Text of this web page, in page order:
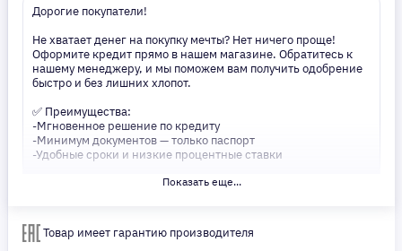
Дорогие покупатели!
Не хватает денег на покупку мечты? Нет ничего проще!
Оформите кредит прямо в нашем магазине. Обратитесь к
нашему менеджеру, и мы поможем вам получить одобрение
быстро и без лишних хлопот.
✅ Преимущества:
-Мгновенное решение по кредиту
-Минимум документов — только паспорт
-Удобные сроки и низкие процентные ставки
Не откладывайте свои желания на потом! Получите то, что
Показать еще...
Товар имеет гарантию производителя